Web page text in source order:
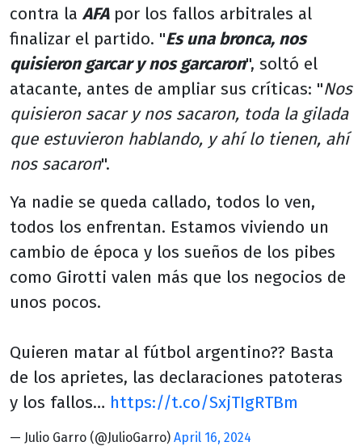
contra la AFApor los fallos arbitrales al
finalizar el partido. "Es una bronca, nos
quisieron garcar y nos garcaron", soltó el
atacante, antes de ampliar sus críticas: "Nos
quisieron sacar y nos sacaron, toda la gilada
que estuvieron hablando, y ahí lo tienen, ahí
nos sacaron".
Ya nadie se queda callado, todos lo ven,
todos los enfrentan. Estamos viviendo un
cambio de época y los sueños de los pibes
como Girotti valen más que los negocios de
unos pocos.
Quieren matar al fútbol argentino?? Basta
de los aprietes, las declaraciones patoteras
y los fallos… https://t.co/SxjTIgRTBm
— Julio Garro (@JulioGarro) April 16, 2024